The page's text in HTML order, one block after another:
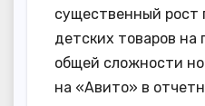
существенный рост
детских товаров на
общей сложности
на «Авито» в